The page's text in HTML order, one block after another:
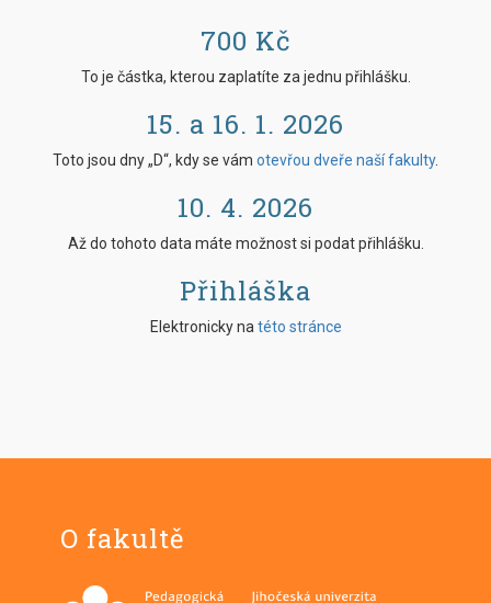
700 Kč
To je částka, kterou zaplatíte za jednu přihlášku.
15. a 16. 1. 2026
Toto jsou dny „D“, kdy se vám otevřou dveře naší fakulty.
10. 4. 2026
Až do tohoto data máte možnost si podat přihlášku.
Přihláška
Elektronicky na této stránce
O fakultě